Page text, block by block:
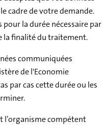
cadre de votre demande.
la durée nécessaire par
la finalité du traitement.
communiquées
de l'Economie
par cas cette durée ou les
l’organisme compétent